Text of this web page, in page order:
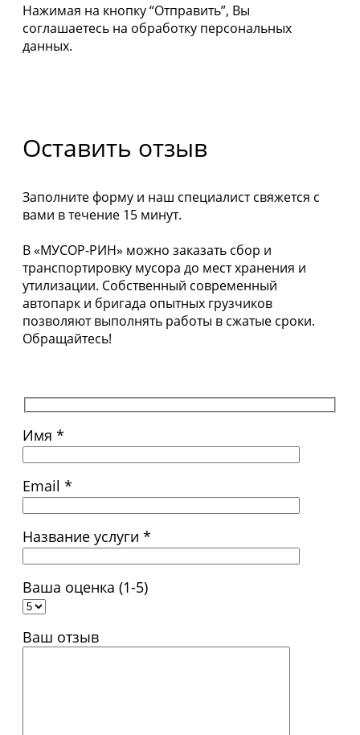
Нажимая на кнопку “Отправить”, Вы
соглашаетесь на обработку персональных
данных.
Имя *
Email *
Название услуги *
Ваша оценка (1-5)
Ваш отзыв
Оставить отзыв
Заполните форму и наш специалист свяжется с
вами в течение 15 минут.
В «МУСОР-РИН» можно заказать сбор и
транспортировку мусора до мест хранения и
утилизации. Собственный современный
автопарк и бригада опытных грузчиков
позволяют выполнять работы в сжатые сроки.
Обращайтесь!